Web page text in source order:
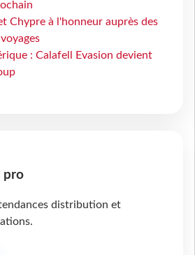
Chypre à l'honneur auprès des
: Calafell Evasion devient
pro
distribution et